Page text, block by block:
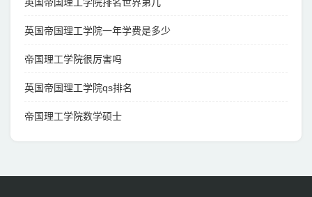
英国帝国理工学院一年学费是多少
帝国理工学院很厉害吗
英国帝国理工学院qs排名
帝国理工学院数学硕士